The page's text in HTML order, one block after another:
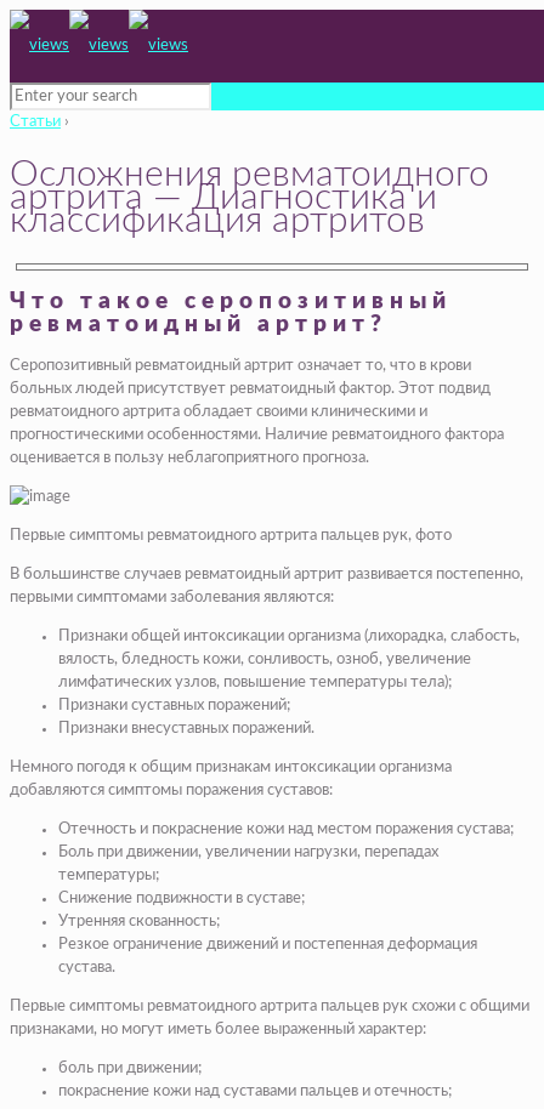
Статьи ›
Осложнения ревматоидного
артрита — Диагностика и
классификация артритов
Что такое серопозитивный
ревматоидный артрит?
Серопозитивный ревматоидный артрит означает то, что в крови
больных людей присутствует ревматоидный фактор. Этот подвид
ревматоидного артрита обладает своими клиническими и
прогностическими особенностями. Наличие ревматоидного фактора
оценивается в пользу неблагоприятного прогноза.
Первые симптомы ревматоидного артрита пальцев рук, фото
В большинстве случаев ревматоидный артрит развивается постепенно,
первыми симптомами заболевания являются:
Признаки общей интоксикации организма (лихорадка, слабость,
вялость, бледность кожи, сонливость, озноб, увеличение
лимфатических узлов, повышение температуры тела);
Признаки суставных поражений;
Признаки внесуставных поражений.
Немного погодя к общим признакам интоксикации организма
добавляются симптомы поражения суставов:
Отечность и покраснение кожи над местом поражения сустава;
Боль при движении, увеличении нагрузки, перепадах
температуры;
Снижение подвижности в суставе;
Утренняя скованность;
Резкое ограничение движений и постепенная деформация
сустава.
Первые симптомы ревматоидного артрита пальцев рук схожи с общими
признаками, но могут иметь более выраженный характер:
боль при движении;
покраснение кожи над суставами пальцев и отечность;